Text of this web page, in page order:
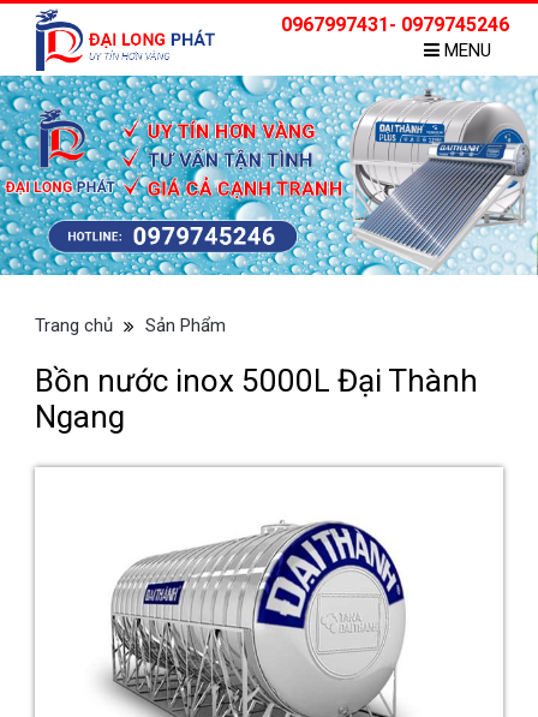
0967997431- 0979745246
MENU
Trang chủ Sản Phẩm
Bồn nước inox 5000L Đại Thành
Ngang